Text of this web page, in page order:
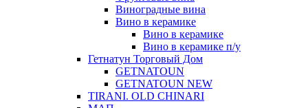
Виноградные вина
Вино в керамике
Вино в керамике
Вино в керамике п/у
Гетнатун Торговый Дом
GETNATOUN
GETNATOUN NEW
TIRANI. OLD CHINARI